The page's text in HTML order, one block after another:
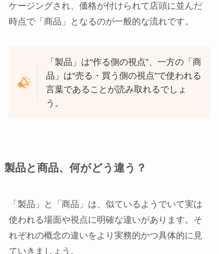
ケージングされ、価格が付けられて店頭に並んだ
時点で「商品」となるのが一般的な流れです。
「製品」は“作る側の視点”、一方の「商
品」は“売る・買う側の視点”で使われる
言葉であることが読み取れるでしょ
う。
製品と商品、何がどう違う？
「製品」と「商品」は、似ているようでいて実は
使われる場面や視点に明確な違いがあります。そ
れぞれの概念の違いをより実務的かつ具体的に見
ていきましょう。